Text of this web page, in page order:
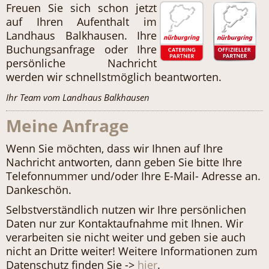
Freuen Sie sich schon jetzt
auf Ihren Aufenthalt im
Landhaus Balkhausen. Ihre
Buchungsanfrage oder Ihre
persönliche Nachricht
werden wir schnellstmöglich beantworten.
Ihr Team vom Landhaus Balkhausen
Meine Anfrage
Wenn Sie möchten, dass wir Ihnen auf Ihre
Nachricht antworten, dann geben Sie bitte Ihre
Telefonnummer und/oder Ihre E-Mail- Adresse an.
Dankeschön.
Selbstverständlich nutzen wir Ihre persönlichen
Daten nur zur Kontaktaufnahme mit Ihnen. Wir
verarbeiten sie nicht weiter und geben sie auch
nicht an Dritte weiter! Weitere Informationen zum
Datenschutz finden Sie -> hier.